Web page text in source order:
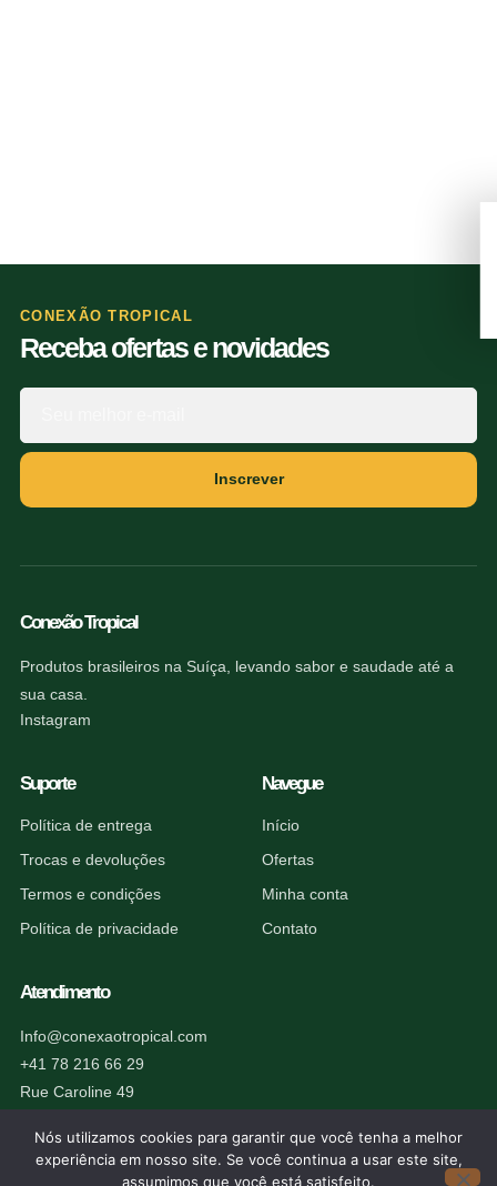
CONEXÃO TROPICAL
Receba ofertas e novidades
Inscrever
Conexão Tropical
Produtos brasileiros na Suíça, levando sabor e saudade até a
sua casa.
Instagram
Suporte
Política de entrega
Trocas e devoluções
Termos e condições
Política de privacidade
Navegue
Início
Ofertas
Minha conta
Contato
Atendimento
Info@conexaotropical.com
+41 78 216 66 29
Rue Caroline 49
Nós utilizamos cookies para garantir que você tenha a melhor
experiência em nosso site. Se você continua a usar este site,
assumimos que você está satisfeito.